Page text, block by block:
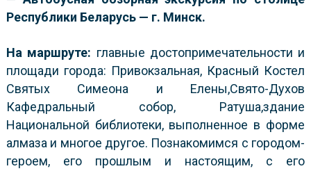
Республики Беларусь — г. Минск.
На маршруте: главные достопримечательности и
площади города: Привокзальная, Красный Костел
Святых Симеона и Елены,Свято-Духов
Кафедральный собор, Ратуша,здание
Национальной библиотеки, выполненное в форме
алмаза и многое другое. Познакомимся с городом-
героем, его прошлым и настоящим, с его